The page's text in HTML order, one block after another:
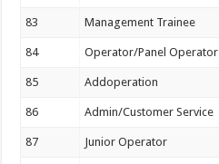
83 Management Trainee
84 Operator/Panel Operator
85 Addoperation
86 Admin/Customer Service
87 Junior Operator